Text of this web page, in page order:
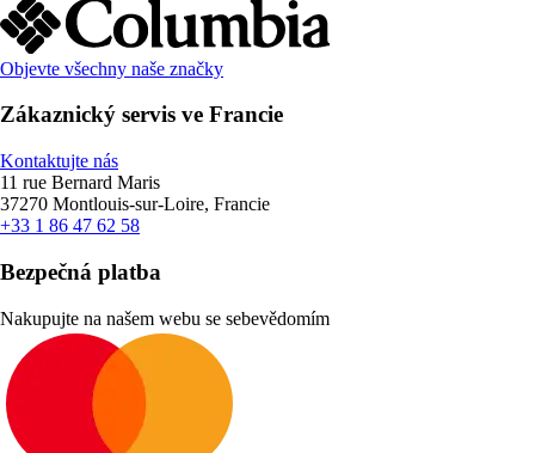
Objevte všechny naše značky
Zákaznický servis ve Francie
Kontaktujte nás
11 rue Bernard Maris
37270 Montlouis-sur-Loire, Francie
+33 1 86 47 62 58
Bezpečná platba
Nakupujte na našem webu se sebevědomím